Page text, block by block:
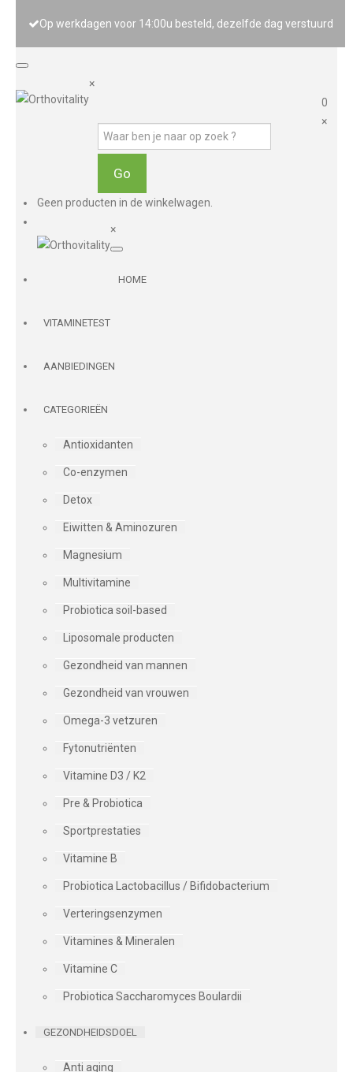
Op werkdagen voor 14:00u besteld, dezelfde dag verstuurd
×
0
×
Geen producten in de winkelwagen.
×
HOME
VITAMINETEST
AANBIEDINGEN
CATEGORIEËN
Antioxidanten
Co-enzymen
Detox
Eiwitten & Aminozuren
Magnesium
Multivitamine
Probiotica soil-based
Liposomale producten
Gezondheid van mannen
Gezondheid van vrouwen
Omega-3 vetzuren
Fytonutriënten
Vitamine D3 / K2
Pre & Probiotica
Sportprestaties
Vitamine B
Probiotica Lactobacillus / Bifidobacterium
Verteringsenzymen
Vitamines & Mineralen
Vitamine C
Probiotica Saccharomyces Boulardii
GEZONDHEIDSDOEL
Anti aging